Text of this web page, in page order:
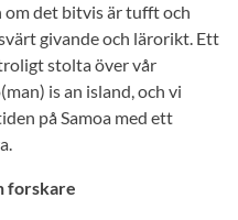
om det bitvis är tufft och
givande och lärorikt. Ett
stolta över vår
is an island, och vi
på Samoa med ett
forskare